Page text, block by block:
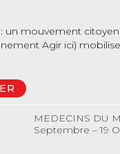
un mouvement
Agir ici)
MEDECINS DU
Septembre – 19